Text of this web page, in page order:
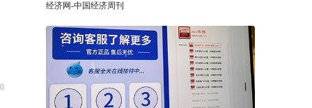
0
经济网-中国经济周刊